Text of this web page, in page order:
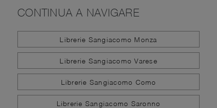
CONTINUA A NAVIGARE
Librerie Sangiacomo Monza
Librerie Sangiacomo Varese
Librerie Sangiacomo Como
Librerie Sangiacomo Saronno